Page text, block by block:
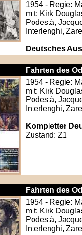
1954 - Regie:
mit: Kirk
Podestà,
Interlenghi,
Deutsches
Fahrten des
1954 - Regie:
mit: Kirk
Podestà,
Interlenghi,
Kompletter
Zustand: Z1
Fahrten des
1954 - Regie:
mit: Kirk
Podestà,
Interlenghi,